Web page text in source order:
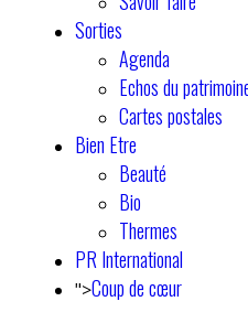
Sorties
Agenda
Echos du
Cartes postales
Bien Etre
Beauté
Bio
Thermes
PR International
">Coup de cœur